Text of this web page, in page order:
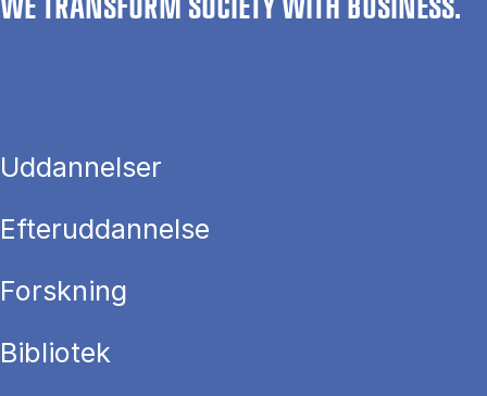
WE TRANSFORM SOCIETY WITH BUSINESS.
Uddannelser
Efteruddannelse
Forskning
Bibliotek